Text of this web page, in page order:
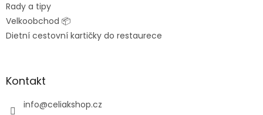
Rady a tipy
Velkoobchod 📦
Dietní cestovní kartičky do restaurece
Kontakt
info@celiakshop.cz